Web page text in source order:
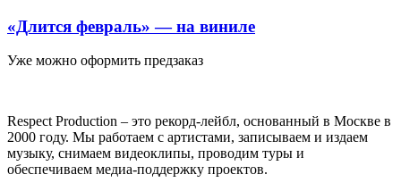
«Длится февраль» — на виниле
Уже можно оформить предзаказ
Respect Production – это рекорд-лейбл, основанный в Москве в
2000 году. Мы работаем с артистами, записываем и издаем
музыку, снимаем видеоклипы, проводим туры и
обеспечиваем медиа-поддержку проектов.